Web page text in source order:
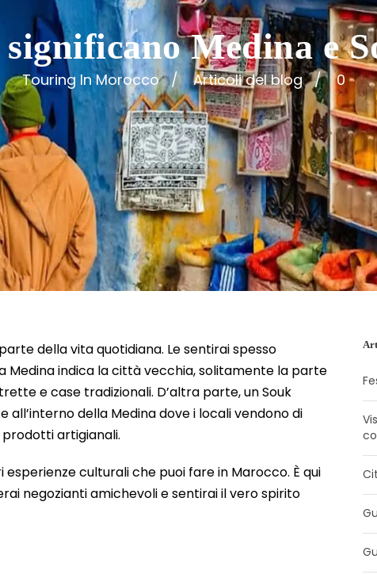
Touring In Morocco Articoli del blog 0
significano Medina e
della vita quotidiana. Le sentirai spesso
Medina indica la città vecchia, solitamente la parte
e case tradizionali. D’altra parte, un Souk
della Medina dove i locali vendono di
artigianali.
culturali che puoi fare in Marocco. È qui
negozianti amichevoli e sentirai il vero spirito